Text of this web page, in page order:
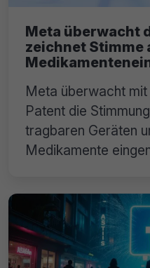
Meta überwacht
zeichnet Stimme
Meta überwacht
Patent die
tragbaren Geräten
Medikamente